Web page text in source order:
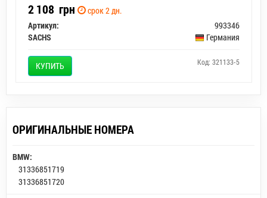
2 108 грн
срок 2 дн.
Артикул:
993346
SACHS
Германия
КУПИТЬ Код: 321133-5
ОРИГИНАЛЬНЫЕ НОМЕРА
BMW:
31336851719
31336851720